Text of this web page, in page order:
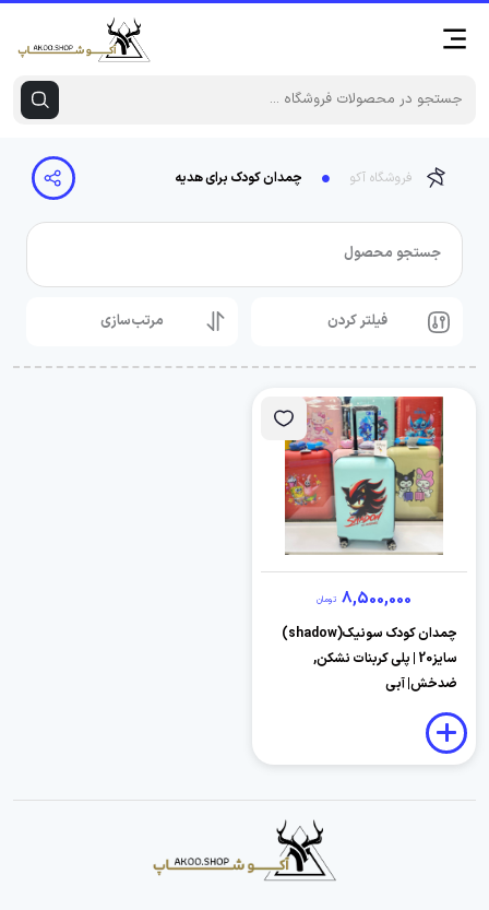
فروشگاه آکو چمدان کودک برای هدیه
جستجو محصول
فیلتر کردن مرتب‌سازی
8,500,000 تومان
چمدان کودک سونیک(shadow)
سایز20 | پلی کربنات نشکن,
ضدخش| آبی